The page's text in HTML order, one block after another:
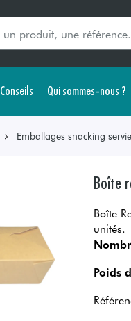
Conseils Qui sommes-nous ?
Emballages snacking
Boîte
Boîte
unités.
Poids